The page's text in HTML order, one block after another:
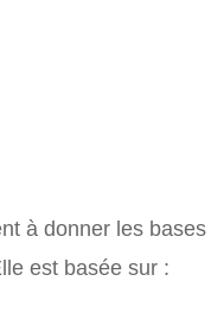
à donner les
est basée sur :